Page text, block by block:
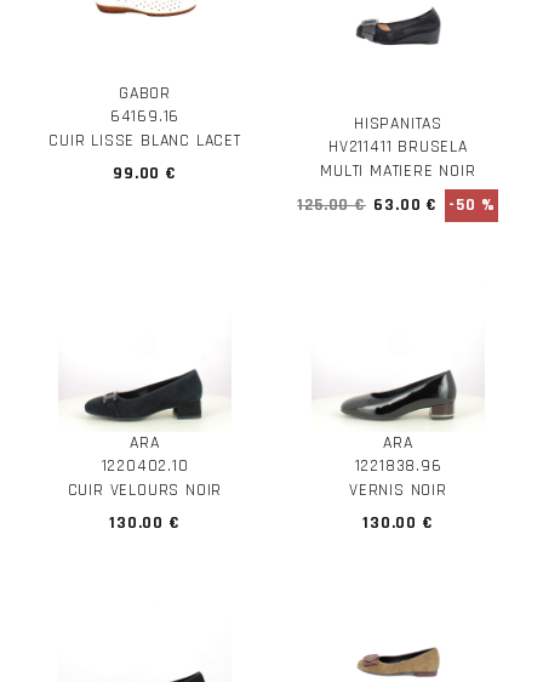
GABOR
64169.16
CUIR LISSE BLANC LACET
99.00 €
HISPANITAS
HV211411 BRUSELA
MULTI MATIERE NOIR
125.00 € 63.00 € -50 %
ARA
1220402.10
CUIR VELOURS NOIR
130.00 €
ARA
1221838.96
VERNIS NOIR
130.00 €